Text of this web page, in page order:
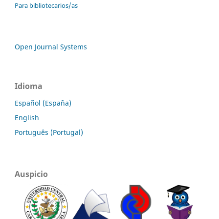
Para bibliotecarios/as
Open Journal Systems
Idioma
Español (España)
English
Português (Portugal)
Auspicio